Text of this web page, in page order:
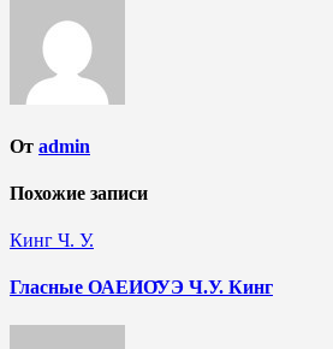
записям
От admin
Похожие записи
Кинг Ч. У.
Гласные ОАЕИО̄УЭ Ч.У. Кинг